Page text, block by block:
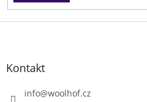
Z
Kontakt
info@woolhof.cz